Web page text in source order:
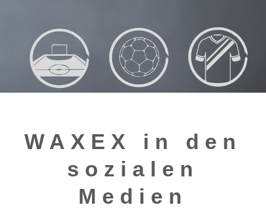
WAXEX in den
sozialen
Medien